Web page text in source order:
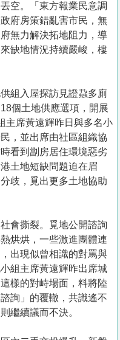
空。「東方報業民意調
府房策錯亂害市民，無
無力解決拓地阻力，導
缺地情況持續嚴峻，樓
組入屋探訪見證蝨多廁
個土地供應選項，開展
主席黃遠輝昨日與多名小
，並出席由社區組織協
看到劏房居住環境惡劣
土地短缺問題迫在眉
歧，覓出更多土地協助
會撕裂。覓地公開諮詢
烘烘，一些激進團體連
出現似曾相識的對罵與
組主席黃遠輝昨出席城
樣的對峙場面，料將陸
詢」的覆轍，共識遙不
繼續議而不決。